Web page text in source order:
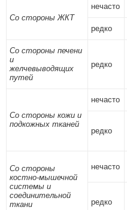
Со стороны ЖКТ
нечасто
редко
Со стороны печени
и
желчевыводящих
путей
редко
Со стороны кожи и
подкожных тканей
нечасто
редко
Со стороны
костно-мышечной
системы и
соединительной
ткани
нечасто
редко